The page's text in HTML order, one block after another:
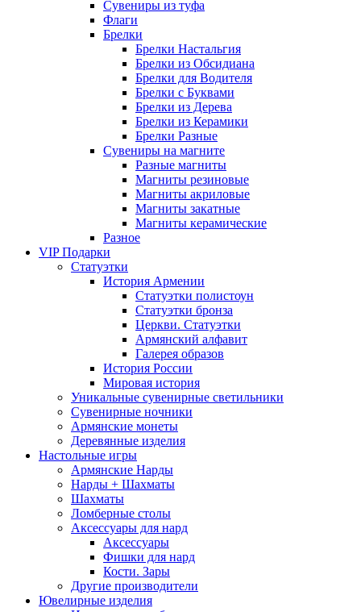
Сувениры из туфа
Флаги
Брелки
Брелки Настальгия
Брелки из Обсидиана
Брелки для Водителя
Брелки с Буквами
Брелки из Дерева
Брелки из Керамики
Брелки Разные
Сувениры на магните
Разные магниты
Магниты резиновые
Магниты акриловые
Магниты закатные
Магниты керамические
Разное
VIP Подарки
Статуэтки
История Армении
Статуэтки полистоун
Статуэтки бронза
Церкви. Статуэтки
Армянский алфавит
Галерея образов
История России
Мировая история
Уникальные сувенирные светильники
Сувенирные ночники
Армянские монеты
Деревянные изделия
Настольные игры
Армянские Нарды
Нарды + Шахматы
Шахматы
Ломберные столы
Аксессуары для нард
Аксессуары
Фишки для нард
Кости. Зары
Другие производители
Ювелирные изделия